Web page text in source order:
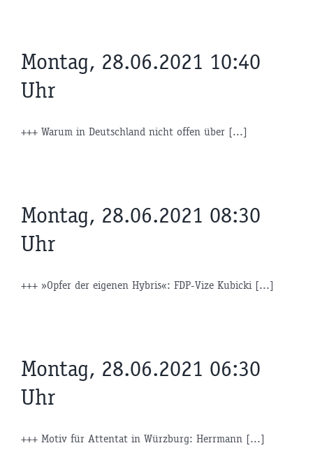
Montag, 28.06.2021 10:40
Uhr
+++ Warum in Deutschland nicht offen über [...]
Montag, 28.06.2021 08:30
Uhr
+++ »Opfer der eigenen Hybris«: FDP-Vize Kubicki [...]
Montag, 28.06.2021 06:30
Uhr
+++ Motiv für Attentat in Würzburg: Herrmann [...]